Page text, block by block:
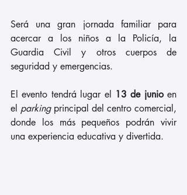
Será una gran jornada familiar para
acercar a los niños a la Policía, la
Guardia Civil y otros cuerpos de
seguridad y emergencias.
El evento tendrá lugar el 13 de junio en
el parking principal del centro comercial,
donde los más pequeños podrán vivir
una experiencia educativa y divertida.